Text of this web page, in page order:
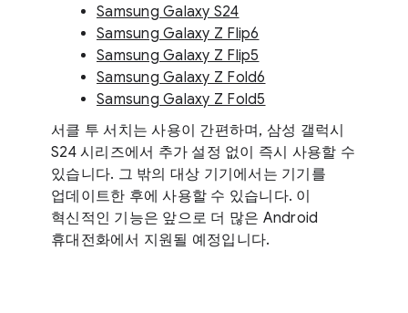
Samsung Galaxy S24
Samsung Galaxy Z Flip6
Samsung Galaxy Z Flip5
Samsung Galaxy Z Fold6
Samsung Galaxy Z Fold5
서클 투 서치는 사용이 간편하며, 삼성 갤럭시
S24 시리즈에서 추가 설정 없이 즉시 사용할 수
있습니다. 그 밖의 대상 기기에서는 기기를
업데이트한 후에 사용할 수 있습니다. 이
혁신적인 기능은 앞으로 더 많은 Android
휴대전화에서 지원될 예정입니다.